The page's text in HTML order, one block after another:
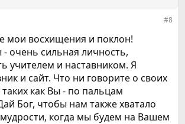
#8
мои восхищения и поклон!
- очень сильная личность,
учителем и наставником. Я
и сайт. Что ни говорите о своих
таких как Вы - по пальцам
Бог, чтобы нам также хватало
когда мы будем на Вашем